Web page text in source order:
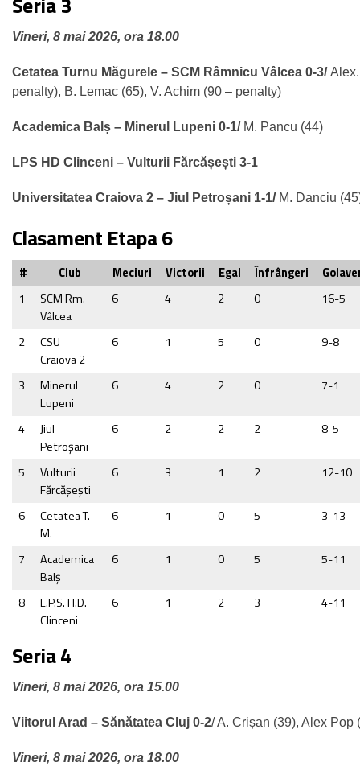
Vineri, 8 mai 2026, ora 18.00
Cetatea Turnu Măgurele – SCM Râmnicu Vâlcea 0-3/
penalty), B. Lemac (65), V. Achim (90 – penalty)
Academica Balș – Minerul Lupeni 0-1/ M. Pancu (44)
LPS HD Clinceni – Vulturii Fărcășești 3-1
Universitatea Craiova 2 – Jiul Petroșani 1-1/ M. Danciu
Clasament Etapa 6
# Club Meciuri Victorii Egal Înfrângeri
1
SCM Rm.
Vâlcea
6 4 2 0 16-5
2
CSU
Craiova 2
6 1 5 0 9-8
3
Minerul
Lupeni
6 4 2 0 7-1
4
Jiul
Petroşani
6 2 2 2 8-5
5
Vulturii
Fărcăşeşti
6 3 1 2 12-10
6
Cetatea T.
M.
6 1 0 5 3-13
7
Academica
Balș
6 1 0 5 5-11
8
L.P.S. H.D.
Clinceni
6 1 2 3 4-11
Seria 4
Vineri, 8 mai 2026, ora 15.00
Viitorul Arad – Sănătatea Cluj 0-2/ A. Crișan (39), Alex Pop
Vineri, 8 mai 2026, ora 18.00